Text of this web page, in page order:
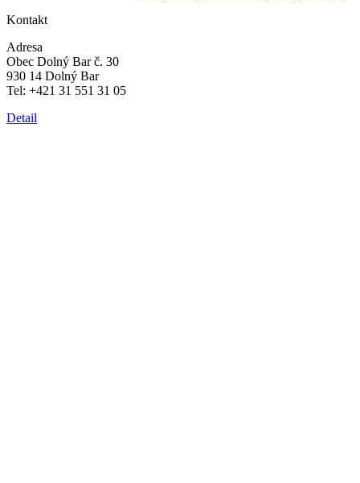
Kontakt
Adresa
Obec Dolný Bar č. 30
930 14 Dolný Bar
Tel: +421 31 551 31 05
Detail